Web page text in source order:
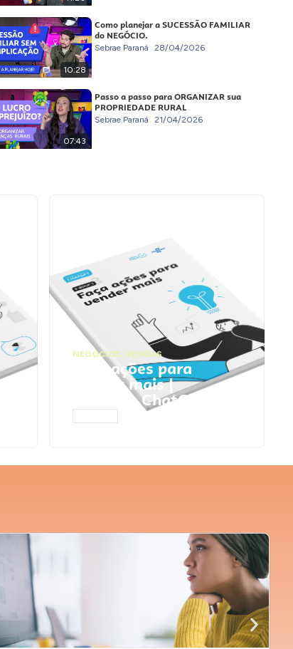
10:28
Como planejar a SUCESSÃO FAMILIAR
do NEGÓCIO.
Sebrae Paraná 28/04/2026
07:43
Passo a passo para ORGANIZAR sua
PROPRIEDADE RURAL
Sebrae Paraná 21/04/2026
NEGÓCIOS, VENDAS
Faça ações para
vender mais |
Prompts ChatGPT